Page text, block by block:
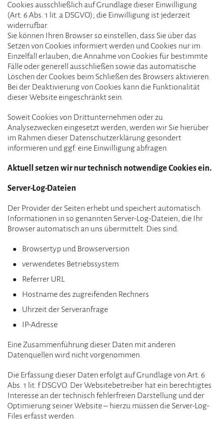
Cookies ausschließlich auf Grundlage dieser Einwilligung
(Art. 6 Abs. 1 lit. a DSGVO); die Einwilligung ist jederzeit
widerrufbar.
Sie können Ihren Browser so einstellen, dass Sie über das
Setzen von Cookies informiert werden und Cookies nur im
Einzelfall erlauben, die Annahme von Cookies für bestimmte
Fälle oder generell ausschließen sowie das automatische
Löschen der Cookies beim Schließen des Browsers aktivieren.
Bei der Deaktivierung von Cookies kann die Funktionalität
dieser Website eingeschränkt sein.
Soweit Cookies von Drittunternehmen oder zu
Analysezwecken eingesetzt werden, werden wir Sie hierüber
im Rahmen dieser Datenschutzerklärung gesondert
informieren und ggf. eine Einwilligung abfragen.
Aktuell setzen wir nur technisch notwendige Cookies ein.
Server-Log-Dateien
Der Provider der Seiten erhebt und speichert automatisch
Informationen in so genannten Server-Log-Dateien, die Ihr
Browser automatisch an uns übermittelt. Dies sind:
Browsertyp und Browserversion
verwendetes Betriebssystem
Referrer URL
Hostname des zugreifenden Rechners
Uhrzeit der Serveranfrage
IP-Adresse
Eine Zusammenführung dieser Daten mit anderen
Datenquellen wird nicht vorgenommen.
Die Erfassung dieser Daten erfolgt auf Grundlage von Art. 6
Abs. 1 lit. f DSGVO. Der Websitebetreiber hat ein berechtigtes
Interesse an der technisch fehlerfreien Darstellung und der
Optimierung seiner Website – hierzu müssen die Server-Log-
Files erfasst werden.